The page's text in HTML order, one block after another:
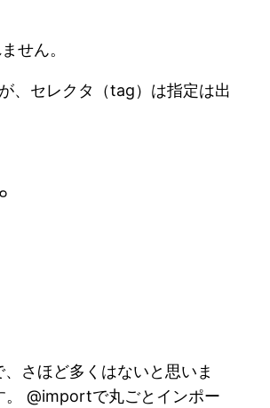
せん。
、セレクタ（tag）は指定は出
さほど多くはないと思いま
。 @importで丸ごとインポー